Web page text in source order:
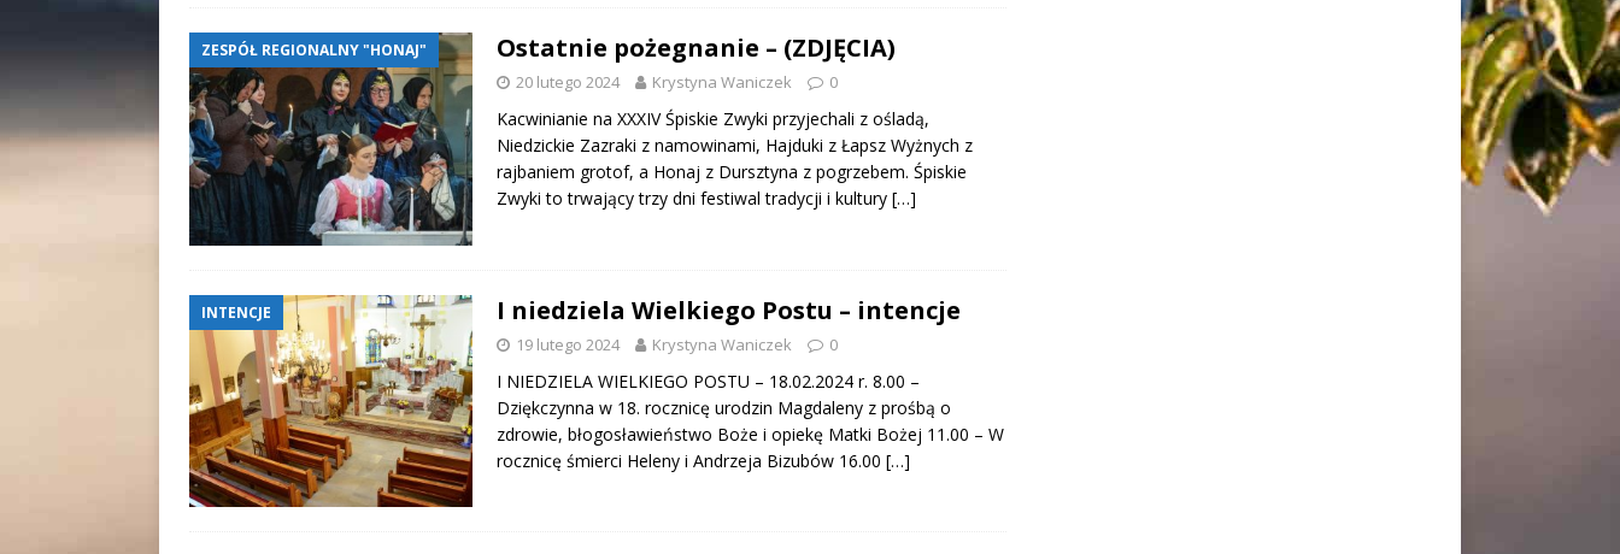
ZESPÓŁ REGIONALNY "HONAJ" Ostatnie pożegnanie – (ZDJĘCIA)
20 lutego 2024 Krystyna Waniczek 0
Kacwinianie na XXXIV Śpiskie Zwyki przyjechali z ośladą,
Niedzickie Zazraki z namowinami, Hajduki z Łapsz Wyżnych z
rajbaniem grotof, a Honaj z Dursztyna z pogrzebem. Śpiskie
Zwyki to trwający trzy dni festiwal tradycji i kultury […]
INTENCJE I niedziela Wielkiego Postu – intencje
19 lutego 2024 Krystyna Waniczek 0
I NIEDZIELA WIELKIEGO POSTU – 18.02.2024 r. 8.00 –
Dziękczynna w 18. rocznicę urodzin Magdaleny z prośbą o
zdrowie, błogosławieństwo Boże i opiekę Matki Bożej 11.00 – W
rocznicę śmierci Heleny i Andrzeja Bizubów 16.00 […]